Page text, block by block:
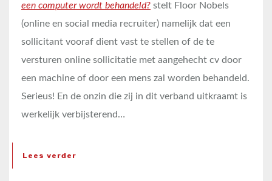
een computer wordt behandeld? stelt Floor Nobels
(online en social media recruiter) namelijk dat een
sollicitant vooraf dient vast te stellen of de te
versturen online sollicitatie met aangehecht cv door
een machine of door een mens zal worden behandeld.
Serieus! En de onzin die zij in dit verband uitkraamt is
werkelijk verbijsterend…
Lees verder